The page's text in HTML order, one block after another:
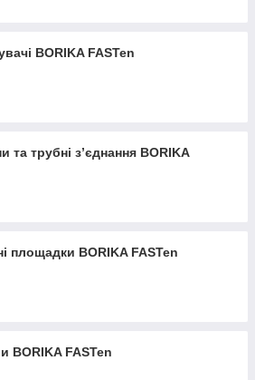
BORIKA FASTen
та трубні з’єднання BORIKA
площадки BORIKA FASTen
BORIKA FASTen